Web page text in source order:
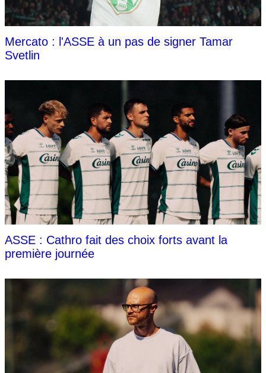
Mercato : l'ASSE à un pas de signer Tamar
Svetlin
ASSE : Cathro fait des choix forts avant la
première journée